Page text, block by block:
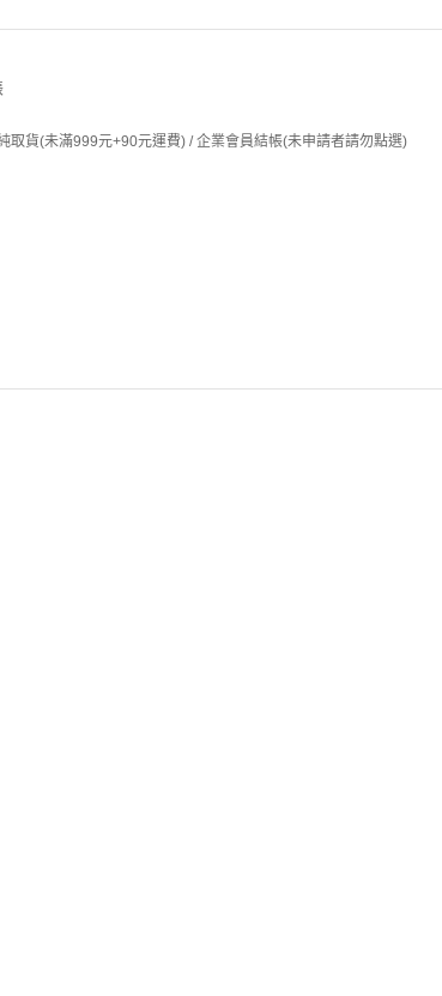
取貨(未滿999元+90元運費) / 企業會員結帳(未申請者請勿點選)